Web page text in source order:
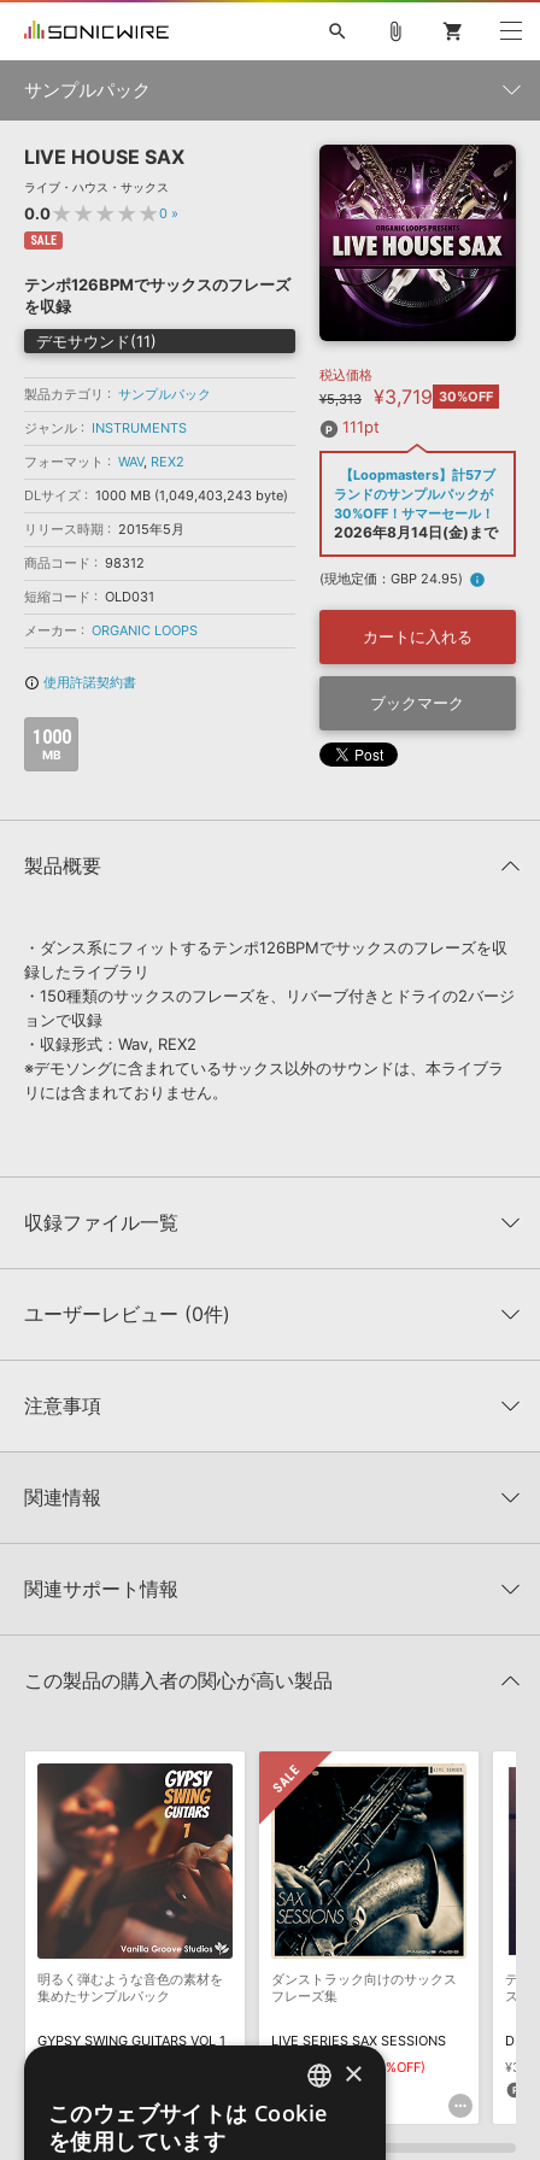
ソフト音源 »
プラグイン・エフェクト »
サンプルパック »
ソフトウェア／ツール »
DAW »
効果音 »
BGM »
特集 »
ニュースレター »
SONICWIREブログ »
製品サポート情報 »
DTMガイド »
FAQ »
お問い合わせ »
音楽カード
楽曲配信流通 サービス
無償のサウンド管理ソフト
次世代型 ボーカル・エディタ
APS
search
初音ミク NT 鏡音リン・レン V4X 巡音ルカ V4X
MEIKO V3
KAITO V3
VOCALOID TOONTRACK
SPITFIRE AUDIO
VIENNA
EZ DRUMMER 3
ライセンスフリーBGM
ボーカル抜き出し
DUBSTEP
ELECTRONICA
EDM TRANCE MUTANT
ROUTER.FM
ソフト音源 プラグイン・エフェクト
ソフトウェア／ツール 効果音
attach_file shopping_cart
サンプルパック
製品一覧
メーカー
フォーマット
ランキング
LIVE HOUSE SAX
ライブ・ハウス・サックス
0.0★★★★★0 »
SALE
テンポ126BPMでサックスのフレーズ
を収録
デモサウンド(11)
製品カテゴリ
サンプルパック
ジャンル
INSTRUMENTS
フォーマット
WAV, REX2
DLサイズ
1000 MB (1,049,403,243 byte)
リリース時期
2015年5月
商品コード
98312
短縮コード
OLD031
メーカー
ORGANIC LOOPS
info_outline 使用許諾契約書
1000
MB
税込価格
¥5,313
¥3,719 30%OFF
111pt
【Loopmasters】計57ブ
ランドのサンプルパックが
30%OFF！サマーセール！
2026年8月14日(金)まで
(現地定価：GBP 24.95) info
カートに入れる
ブックマーク
製品概要
・ダンス系にフィットするテンポ126BPMでサックスのフレーズを収
録したライブラリ
・150種類のサックスのフレーズを、リバーブ付きとドライの2バージ
ョンで収録
・収録形式：Wav, REX2
※デモソングに含まれているサックス以外のサウンドは、本ライブラ
リには含まれておりません。
収録ファイル一覧
収録ファイル一覧
ユーザーレビュー (0件)
★★★★★
★5
★4
★1
0%
注意事項
KONTAKTフォーマットは、
でお使いいただけます。無償版のKONTAKT PLAYERではお使いい
4GBを超えるデータに関するご注意：
FAT32でフォーマットされた
きます際には、NTFSやHFS＋でフォーマットされたHDDをご用意
いただく必要がございます。
知らせするメールの2通が送信されます。メールに記載されており
ます説明に沿って、製品のダウンロード／導入を行って下さい。
サンプルパック製品には、原則として日本語版操作マニュアルをご
用意しておりません。ご購入後のご不明点や詳細に関するお問い合
わせなどは
テクニカルサポート
までご連絡ください。
デモソングは、製品収録サウンドを使ってできることを紹介するた
めのデモンストレーション用の楽曲です。原則として、デモソング
そのものをお使いいただくことはできません。また、デモソングを
構成する全てのサウンドが、サンプルパックに含まれていることを
保証するものではありません。
しかねます。
関連情報
マーセール！
関連サポート情報
加方法
マークのついた情報は、該当する製品のご購入ユーザー様専用となって
おります。ご覧頂くには、該当する製品をご購入頂く必要がございます。
LIVE HOUSE SAXのサポート情報
この製品の購入者の関心が高い製品
明るく弾むような音色の素材を
集めたサンプルパック
GYPSY SWING GUITARS VOL 1
ダンストラック向けのサックス
フレーズ集
LIVE SERIES SAX SESSIONS
¥6,380 ¥4,466(30%OFF)
133pt
ディ
ス・
ENGLISH
×
このウェブサイトは Cookie
を使用しています